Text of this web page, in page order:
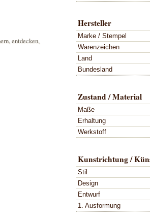
Hersteller
Marke / Stempel
Warenzeichen
Land
Bundesland
Zustand / Material
Maße
Erhaltung
Werkstoff
Kunstrichtung /
Stil
Design
Entwurf
1. Ausformung